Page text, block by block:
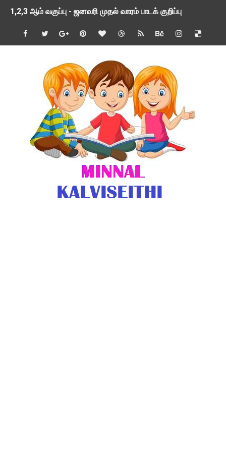
1,2,3 ஆம் வகுப்பு - ஜனவரி முதல் வாரம் பாடக் குறிப்பு
TNSED SCHOOLS APP UPDATED NEW VERSION
1,2,3 ஆம் வகுப்பிற்கான 3 ஆம் பருவ ( 2024 - 2025 )
1 முதல் 5 ஆம் வகுப்பு இரண்டாம் பருவத் தொகுத்தறி
பள்ளிக்கல்வித்துறை - அனைத்து வகை ஆசிரியர் மற்றும்
மணற்கேணி செயலி பயன்பாடு- SMC கூட்டங்கள் -
TNPSC - முந்தைய ஆண்டு வினாக்கள் - ஊர்ப் பெயர்களின் மரூஉ
ஓட்டுநர் பணிக்கு விண்ணப்பங்கள் வரவேற்பு ( டிசம்பர் 25 )